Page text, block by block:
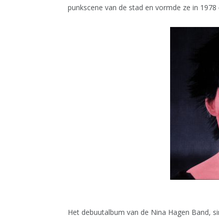
punkscene van de stad en vormde ze in 1978
Het debuutalbum van de Nina Hagen Band,